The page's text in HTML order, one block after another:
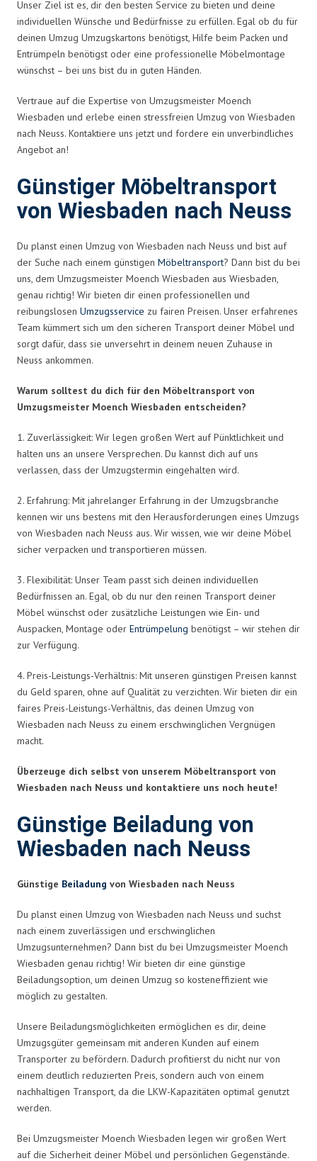
Unser Ziel ist es, dir den besten Service zu bieten und deine
individuellen Wünsche und Bedürfnisse zu erfüllen. Egal ob du für
deinen Umzug Umzugskartons benötigst, Hilfe beim Packen und
Entrümpeln benötigst oder eine professionelle Möbelmontage
wünschst – bei uns bist du in guten Händen.
Vertraue auf die Expertise von Umzugsmeister Moench
Wiesbaden und erlebe einen stressfreien Umzug von Wiesbaden
nach Neuss. Kontaktiere uns jetzt und fordere ein unverbindliches
Angebot an!
Günstiger Möbeltransport
von Wiesbaden nach Neuss
Du planst einen Umzug von Wiesbaden nach Neuss und bist auf
der Suche nach einem günstigen Möbeltransport? Dann bist du bei
uns, dem Umzugsmeister Moench Wiesbaden aus Wiesbaden,
genau richtig! Wir bieten dir einen professionellen und
reibungslosen Umzugsservice zu fairen Preisen. Unser erfahrenes
Team kümmert sich um den sicheren Transport deiner Möbel und
sorgt dafür, dass sie unversehrt in deinem neuen Zuhause in
Neuss ankommen.
Warum solltest du dich für den Möbeltransport von
Umzugsmeister Moench Wiesbaden entscheiden?
1. Zuverlässigkeit: Wir legen großen Wert auf Pünktlichkeit und
halten uns an unsere Versprechen. Du kannst dich auf uns
verlassen, dass der Umzugstermin eingehalten wird.
2. Erfahrung: Mit jahrelanger Erfahrung in der Umzugsbranche
kennen wir uns bestens mit den Herausforderungen eines Umzugs
von Wiesbaden nach Neuss aus. Wir wissen, wie wir deine Möbel
sicher verpacken und transportieren müssen.
3. Flexibilität: Unser Team passt sich deinen individuellen
Bedürfnissen an. Egal, ob du nur den reinen Transport deiner
Möbel wünschst oder zusätzliche Leistungen wie Ein- und
Auspacken, Montage oder Entrümpelung benötigst – wir stehen dir
zur Verfügung.
4. Preis-Leistungs-Verhältnis: Mit unseren günstigen Preisen kannst
du Geld sparen, ohne auf Qualität zu verzichten. Wir bieten dir ein
faires Preis-Leistungs-Verhältnis, das deinen Umzug von
Wiesbaden nach Neuss zu einem erschwinglichen Vergnügen
macht.
Überzeuge dich selbst von unserem Möbeltransport von
Wiesbaden nach Neuss und kontaktiere uns noch heute!
Günstige Beiladung von
Wiesbaden nach Neuss
Günstige Beiladung von Wiesbaden nach Neuss
Du planst einen Umzug von Wiesbaden nach Neuss und suchst
nach einem zuverlässigen und erschwinglichen
Umzugsunternehmen? Dann bist du bei Umzugsmeister Moench
Wiesbaden genau richtig! Wir bieten dir eine günstige
Beiladungsoption, um deinen Umzug so kosteneffizient wie
möglich zu gestalten.
Unsere Beiladungsmöglichkeiten ermöglichen es dir, deine
Umzugsgüter gemeinsam mit anderen Kunden auf einem
Transporter zu befördern. Dadurch profitierst du nicht nur von
einem deutlich reduzierten Preis, sondern auch von einem
nachhaltigen Transport, da die LKW-Kapazitäten optimal genutzt
werden.
Bei Umzugsmeister Moench Wiesbaden legen wir großen Wert
auf die Sicherheit deiner Möbel und persönlichen Gegenstände.